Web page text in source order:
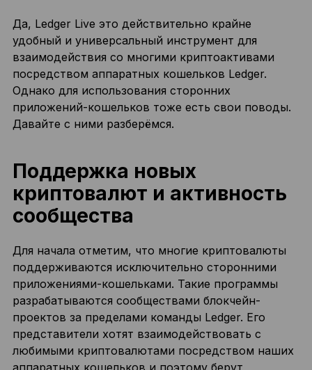
Да, Ledger Live это действительно крайне
удобный и универсальный инструмент для
взаимодействия со многими криптоактивами
посредством аппаратных кошельков Ledger.
Однако для использования сторонних
приложений-кошельков тоже есть свои поводы.
Давайте с ними разберёмся.
Поддержка новых
криптовалют и активность
сообщества
Для начала отметим, что многие криптовалюты
поддерживаются исключительно сторонними
приложениями-кошельками. Такие программы
разрабатываются сообществами блокчейн-
проектов за пределами команды Ledger. Его
представители хотят взаимодействовать с
любимыми криптовалютами посредством наших
аппаратных кошельков и поэтому берут